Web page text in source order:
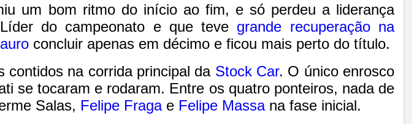
um bom ritmo do início ao fim, e só perdeu a liderança
do campeonato e que teve grande recuperação na
concluir apenas em décimo e ficou mais perto do título.
contidos na corrida principal da Stock Car. O único enrosco
se tocaram e rodaram. Entre os quatro ponteiros, nada de
Salas, Felipe Fraga e Felipe Massana fase inicial.